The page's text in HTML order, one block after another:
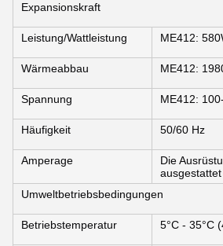
Expansionskraft
Leistung/Wattleistung ME412:
Wärmeabbau ME412:
Spannung ME412:
Häufigkeit 50/60 Hz
Amperage
Die
ausgestattet
Umweltbetriebsbedingungen
Betriebstemperatur 5°C - 35°C